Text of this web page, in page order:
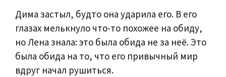
Дима застыл, будто она ударила его. В его
глазах мелькнуло что-то похожее на обиду,
но Лена знала: это была обида не за неё. Это
была обида на то, что его привычный мир
вдруг начал рушиться.